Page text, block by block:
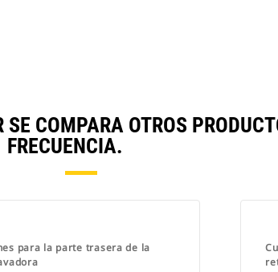
COMPARA OTROS
FRECUENCIA.
para la parte trasera de la